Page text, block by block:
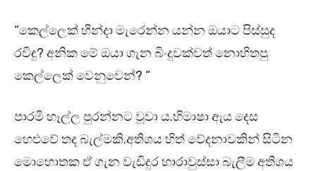
“කෙල්ලෙක් හින්දා මැරෙන්න යන්න ඔයාට පිස්සුද
රවිඳු? අනික මේ ඔයා ගැන බිංදුවක්වත් නොහිතපු
කෙල්ලෙක් වෙනුවෙන්? “
පාරමී හෑල්ල පුරන්නට වූවා ය.හිමාෂා ඇය දෙස
හෙළුවේ තද බැල්මකි.අතිශය හිත් වේදනාවකින් සිටින
මොහොතක ඒ ගැන වැඩිදුර හාරාවුස්සා බැලීම අතිශය